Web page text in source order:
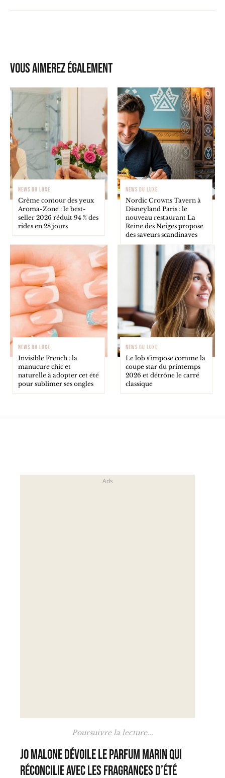
Vous aimerez également
NEWS DU LUXE
Crème contour des yeux
Aroma-Zone : le best-
seller 2026 réduit 94 % des
rides en 28 jours
NEWS DU LUXE
Nordic Crowns Tavern à
Disneyland Paris : le
nouveau restaurant La
Reine des Neiges propose
des saveurs scandinaves
NEWS DU LUXE
Invisible French : la
manucure chic et
naturelle à adopter cet été
pour sublimer ses ongles
NEWS DU LUXE
Le lob s’impose comme la
coupe star du printemps
2026 et détrône le carré
classique
Poursuivre la lecture...
Jo Malone dévoile le parfum marin qui
réconcilie avec les fragrances d’été